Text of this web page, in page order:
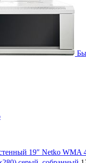
19″ Netko WMA